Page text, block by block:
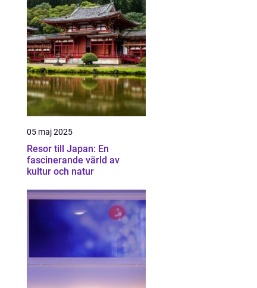
05 maj 2025
Resor till Japan: En
fascinerande värld av
kultur och natur